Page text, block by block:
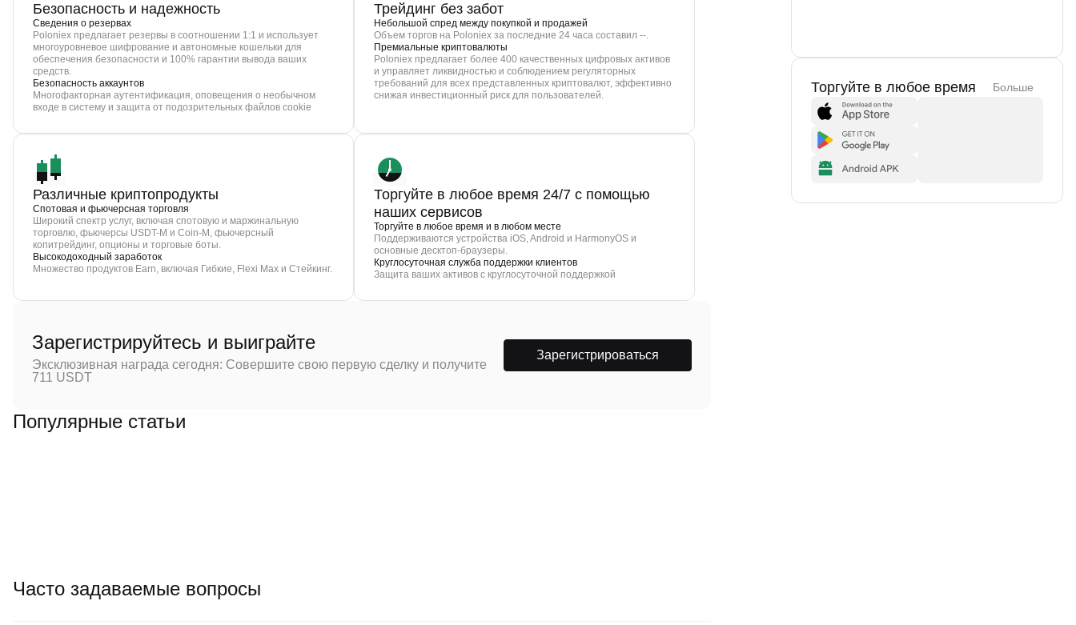
Безопасность и надежность
Сведения о резервах
Poloniex предлагает резервы в соотношении 1:1 и использует
многоуровневое шифрование и автономные кошельки для
обеспечения безопасности и 100% гарантии вывода ваших
средств.
Безопасность аккаунтов
Многофакторная аутентификация, оповещения о необычном
входе в систему и защита от подозрительных файлов cookie
Трейдинг без забот
Небольшой спред между покупкой и продажей
Объем торгов на Poloniex за последние 24 часа составил --.
Премиальные криптовалюты
Poloniex предлагает более 400 качественных цифровых активов
и управляет ликвидностью и соблюдением регуляторных
требований для всех представленных криптовалют, эффективно
снижая инвестиционный риск для пользователей.
Различные криптопродукты
Спотовая и фьючерсная торговля
Широкий спектр услуг, включая спотовую и маржинальную
торговлю, фьючерсы USDT-M и Coin-M, фьючерсный
копитрейдинг, опционы и торговые боты.
Высокодоходный заработок
Множество продуктов Earn, включая Гибкие, Flexi Max и Стейкинг.
Торгуйте в любое время 24/7 с помощью
наших сервисов
Торгуйте в любое время и в любом месте
Поддерживаются устройства iOS, Android и HarmonyOS и
основные десктоп-браузеры.
Круглосуточная служба поддержки клиентов
Защита ваших активов с круглосуточной поддержкой
Зарегистрируйтесь и выиграйте
Эксклюзивная награда сегодня: Совершите свою первую сделку и получите
711 USDT
Зарегистрироваться
Популярные статьи
Часто задаваемые вопросы
Торгуйте в любое время Больше